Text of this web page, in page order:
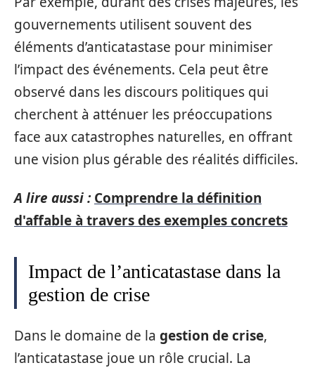
gouvernements utilisent souvent des
éléments d’anticatastase pour minimiser
l’impact des événements. Cela peut être
observé dans les discours politiques qui
cherchent à atténuer les préoccupations
face aux catastrophes naturelles, en offrant
une vision plus gérable des réalités difficiles.
A lire aussi : Comprendre la définition
d'affable à travers des exemples concrets
Impact de l’anticatastase dans la
gestion de crise
Dans le domaine de la gestion de crise,
l’anticatastase joue un rôle crucial. La